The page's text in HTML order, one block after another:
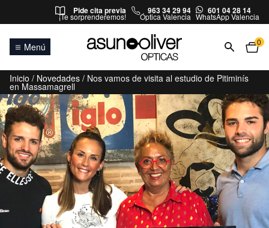
Saltar al contenidoPide cita previa
¡Te sorprenderemos!
963 34 29 94
Óptica Valencia
601 04 28 14
WhatsApp Valencia
Menú 0
Inicio / Novedades / Nos vamos de visita al estudio de Pitiminís
en Massamagrell